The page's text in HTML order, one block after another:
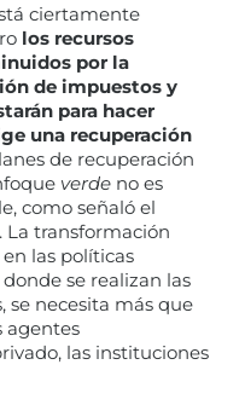
ciertamente
los recursos
por la
de impuestos y
para hacer
una recuperación
de recuperación
verde no es
como señaló el
La transformación
las políticas
se realizan las
se necesita más que
agentes
las instituciones